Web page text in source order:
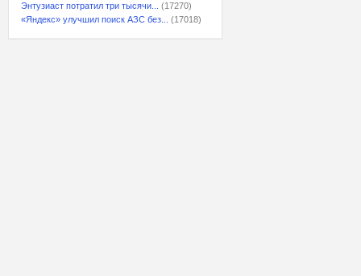
Энтузиаст потратил три тысячи...
(17270)
«Яндекс» улучшил поиск АЗС без...
(17018)